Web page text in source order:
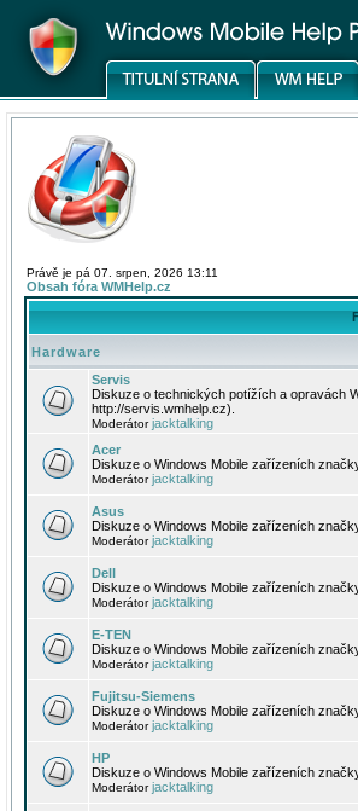
Právě je pá 07. srpen, 2026 13:11
Obsah fóra WMHelp.cz
Hardware
Servis
Diskuze o technických potížích a opravách
http://servis.wmhelp.cz).
Moderátorjacktalking
Acer
Diskuze o Windows Mobile zařízeních
Moderátorjacktalking
Asus
Diskuze o Windows Mobile zařízeních
Moderátorjacktalking
Dell
Diskuze o Windows Mobile zařízeních
Moderátorjacktalking
E-TEN
Diskuze o Windows Mobile zařízeních
Moderátorjacktalking
Fujitsu-Siemens
Diskuze o Windows Mobile zařízeních
Moderátorjacktalking
HP
Diskuze o Windows Mobile zařízeních
Moderátorjacktalking